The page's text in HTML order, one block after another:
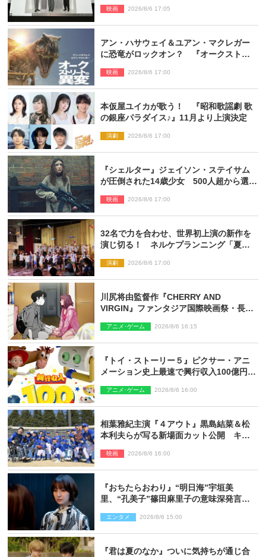
映画 2026/8/6 17:05
アン・ハサウェイ＆ユアン・マクレガー
に恐竜がロックオン？ 『オークストリ
解禁
映画 2026/8/6 17:00
本仮屋ユイカが歌う！ 『昭和歌謡劇 歌
の銀座パラダイス♪』11月より上演決定
演劇 2026/8/6 17:00
『シェルター』ジェイソン・ステイサム
が圧倒された14歳少女 500人超から選出
とは
映画 2026/8/6 17:00
32名で力を合わせ、世界初上演の新作を
演じ切る！ ネルケプランニング「夏休
ト【最終日】
演劇 2026/8/6 17:00
川尻将由監督作『CHERRY AND
VIRGIN』ファンタジア国際映画祭・長編
アニメ･ゲーム 2026/8/6 16:15
『トイ・ストーリー５』ピクサー・アニ
メーション史上最速で興行収入100億円突
アニメ･ゲーム 2026/8/6 16:00
相葉雅紀主演『４アウト』黒島結菜＆松
本利夫らが写る新場面カット公開 キャ
映画 2026/8/6 16:00
『おちたらおわり』“明日海”宇垣美
里、“孔美子”篠田麻里子の意味深発言に
開」
エンタメ 2026/8/6 15:00
『君は夏のなか』ついに気持ちが通じ合